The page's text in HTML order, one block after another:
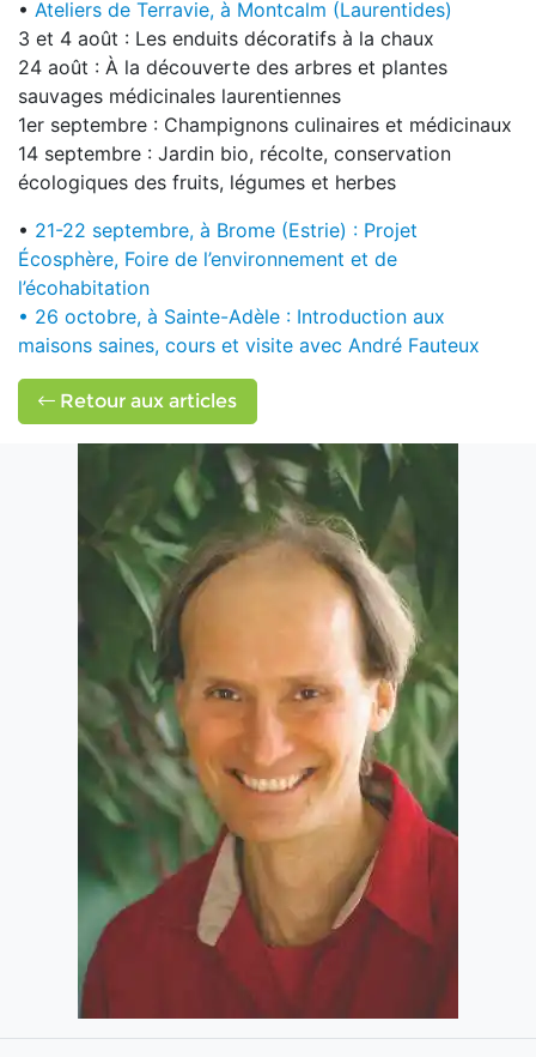
• Ateliers de Terravie, à Montcalm (Laurentides)
3 et 4 août : Les enduits décoratifs à la chaux
24 août : À la découverte des arbres et plantes
sauvages médicinales laurentiennes
1er septembre : Champignons culinaires et médicinaux
14 septembre : Jardin bio, récolte, conservation
écologiques des fruits, légumes et herbes
• 21-22 septembre, à Brome (Estrie) : Projet
Écosphère, Foire de l’environnement et de
l’écohabitation
• 26 octobre, à Sainte-Adèle : Introduction aux
maisons saines, cours et visite avec André Fauteux
Retour aux articles